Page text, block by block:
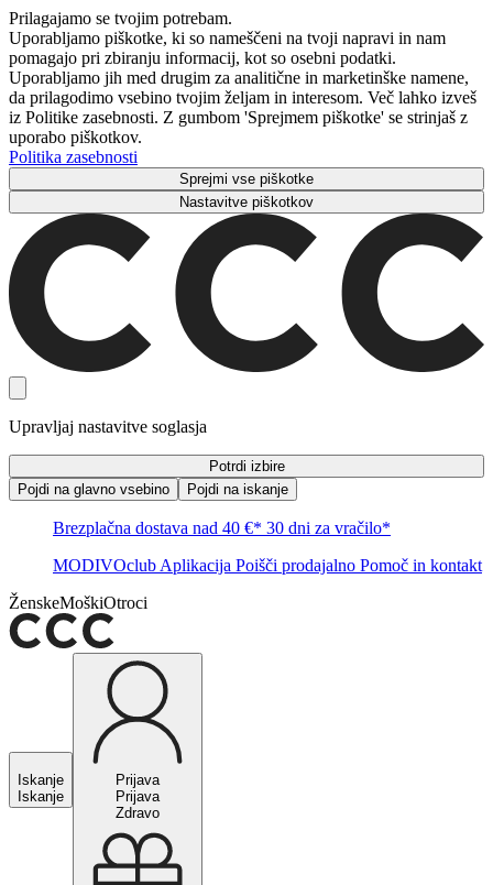
Prilagajamo se tvojim potrebam.
Uporabljamo piškotke, ki so nameščeni na tvoji napravi in ​​nam
pomagajo pri zbiranju informacij, kot so osebni podatki.
Uporabljamo jih med drugim za analitične in marketinške namene,
da prilagodimo vsebino tvojim željam in interesom. Več lahko izveš
iz Politike zasebnosti. Z gumbom 'Sprejmem piškotke' se strinjaš z
uporabo piškotkov.
Politika zasebnosti
Sprejmi vse piškotke
Nastavitve piškotkov
Upravljaj nastavitve soglasja
Potrdi izbire
Pojdi na glavno vsebino
Pojdi na iskanje
Brezplačna dostava nad 40 €* 30 dni za vračilo*
MODIVOclub Aplikacija Poišči prodajalno Pomoč in kontakt
ŽenskeMoškiOtroci
Iskanje
Iskanje
Prijava
Prijava
Zdravo